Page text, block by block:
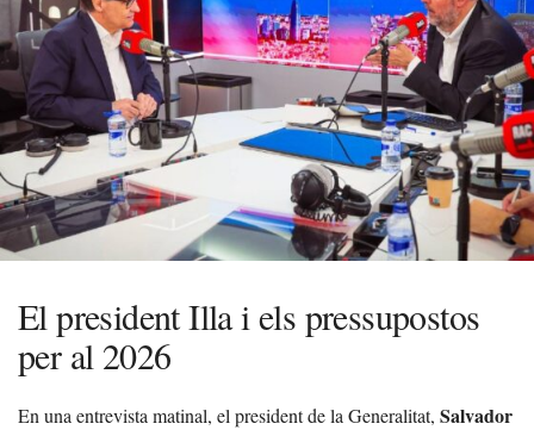
El president Illa i els pressupostos
per al 2026
En una entrevista matinal, el president de la Generalitat, Salvador